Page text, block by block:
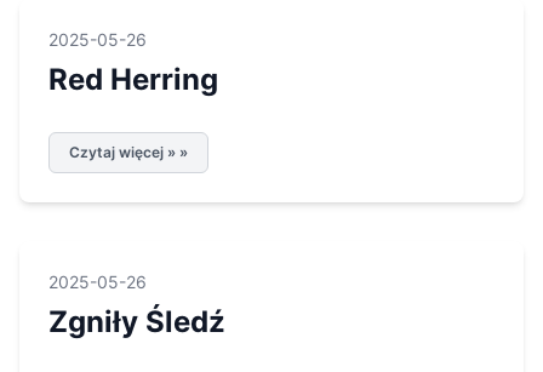
2025-05-26
Red Herring
Czytaj więcej » »
2025-05-26
Zgniły Śledź